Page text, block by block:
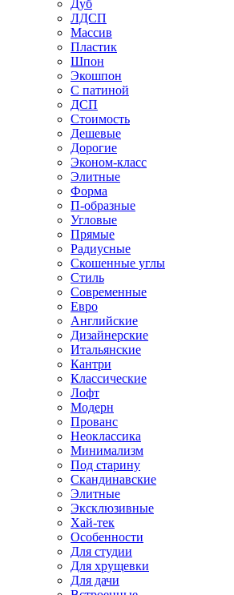
Дуб
ЛДСП
Массив
Пластик
Шпон
Экошпон
С патиной
ДСП
Стоимость
Дешевые
Дорогие
Эконом-класс
Элитные
Форма
П-образные
Угловые
Прямые
Радиусные
Скошенные углы
Стиль
Современные
Евро
Английские
Дизайнерские
Итальянские
Кантри
Классические
Лофт
Модерн
Прованс
Неоклассика
Минимализм
Под старину
Скандинавские
Элитные
Эксклюзивные
Хай-тек
Особенности
Для студии
Для хрущевки
Для дачи